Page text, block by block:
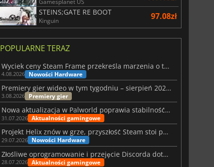
STEINS;GATE RE BOOT
Kinguin 97.08zł
POPULARNE TERAZ
Wyciek ceny Steam Frame przekreśla marzenia o tanim zestawie VR
4.08.2026 Nowości Hardware
Premiery gier wideo w tym tygodniu – sierpień 2026 r. (32. tydzień)
3.08.2026 Premiery gier
Nowa aktualizacja w Palworld poprawia stabilność Sunreach i walk z bossami
31.07.2026 Aktualności gamingowe
Projekt Helix znów w grze, przyszłość Steam stoi pod znakiem zapytania
29.07.2026 Nowości Hardware
Złośliwe oprogramowanie i przejęcie Discorda dotknęły Meccha Chameleon
28.07.2026 Aktualności gamingowe